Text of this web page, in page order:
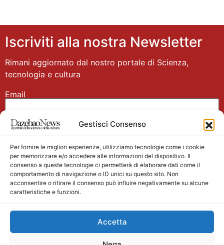
Gestisci Consenso
Per fornire le migliori esperienze, utilizziamo tecnologie come i cookie
per memorizzare e/o accedere alle informazioni del dispositivo. Il
consenso a queste tecnologie ci permetterà di elaborare dati come il
comportamento di navigazione o ID unici su questo sito. Non
acconsentire o ritirare il consenso può influire negativamente su alcune
caratteristiche e funzioni.
Accetta
Iscriviti alla nostra Newsletter
Rimani aggiornato dal nostro portale di Scienza,
tecnologia e cultura
Email
Nome
Main partner